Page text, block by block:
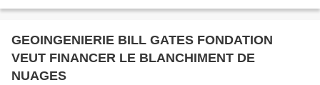
GEOINGENIERIE BILL GATES FONDATION
VEUT FINANCER LE BLANCHIMENT DE
NUAGES